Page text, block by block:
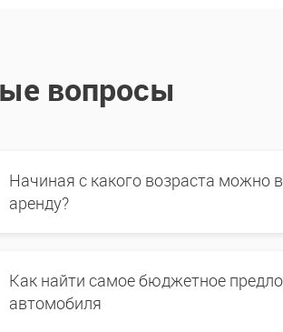
вопросы
Начиная с какого возраста можно
аренду?
Как найти самое бюджетное
автомобиля